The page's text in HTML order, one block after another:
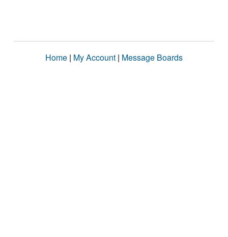
Home | My Account | Message Boards